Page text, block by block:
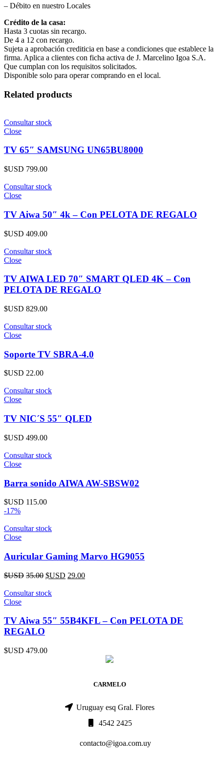
– Débito en nuestro Locales
Crédito de la casa:
Hasta 3 cuotas sin recargo.
De 4 a 12 con recargo.
Sujeta a aprobación crediticia en base a condiciones que establece la
firma. Aplica a clientes con ficha activa de J. Marcelino Igoa S.A.
Que cumplan con los requisitos solicitados.
Disponible solo para operar comprando en el local.
Related products
Consultar stock
Close
TV 65″ SAMSUNG UN65BU8000
$USD 799.00
Consultar stock
Close
TV Aiwa 50″ 4k – Con PELOTA DE REGALO
$USD 409.00
Consultar stock
Close
TV AIWA LED 70″ SMART QLED 4K – Con
PELOTA DE REGALO
$USD 829.00
Consultar stock
Close
Soporte TV SBRA-4.0
$USD 22.00
Consultar stock
Close
TV NIC´S 55″ QLED
$USD 499.00
Consultar stock
Close
Barra sonido AIWA AW-SBSW02
$USD 115.00
-17%
Consultar stock
Close
Auricular Gaming Marvo HG9055
$USD 35.00 $USD 29.00
Consultar stock
Close
TV Aiwa 55″ 55B4KFL – Con PELOTA DE
REGALO
$USD 479.00
CARMELO
Uruguay esq Gral. Flores
4542 2425
contacto@igoa.com.uy